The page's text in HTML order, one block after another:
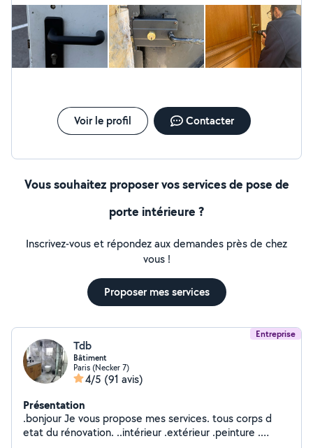
Équipé de matériel professionnel, je garantis un travail
propre et durable. Mes domaines d'intervention
(uniquement sur rendez-vous en semaine) : Serrurerie :
Remplacement de vos verrous et barillets de porte,
amélioration de la sécurité. Fenêtres & Portes : Réglage
PVC/Bois. Je me déplace dans un rayon de 50 à 60 km
max autour de chez moi. Tarifs clairs et validés
ensemble avant de commencer le chantier.
Voir le profil Contacter
Vous souhaitez proposer vos services de pose de
porte intérieure ?
Inscrivez-vous et répondez aux demandes près de chez
vous !
Proposer mes services
Entreprise
Tdb
Bâtiment
Paris (Necker 7)
4/5 (91 avis)
Présentation
.bonjour Je vous propose mes services. tous corps d
etat du rénovation. ..intérieur .extérieur .peinture .